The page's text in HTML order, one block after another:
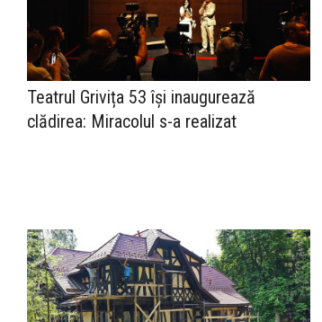
Teatrul Grivița 53 își inaugurează
clădirea: Miracolul s-a realizat